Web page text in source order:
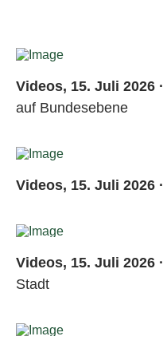
Videos, 15. Juli 2026 ·
auf Bundesebene
Videos, 15. Juli 2026 ·
Videos, 15. Juli 2026 ·
Stadt